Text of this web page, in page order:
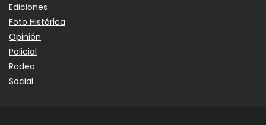
Ediciones
Foto Histórica
Opinión
Policial
Rodeo
Social